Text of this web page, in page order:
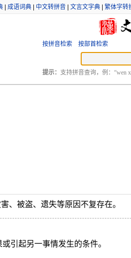
成语词典 中文转拼音 文言文字典 繁体字转
按拼音检索 按部首检索
提示： 支持拼音查询，例：“wen
、被盗、遗失等原因不复存在。
引起另一事情发生的条件。